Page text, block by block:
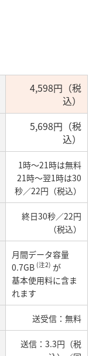
4,598円（税
込）
5,698円（税
込）
1時～21時は無料
21時～翌1時は30
秒／22円（税込）
終日30秒／22円
（税込）
月間データ容量
0.7GB (注2) が
基本使用料に含ま
れます
送受信：無料
送信：3.3円（税